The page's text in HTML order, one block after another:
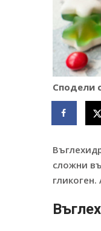
Сподели
сложни